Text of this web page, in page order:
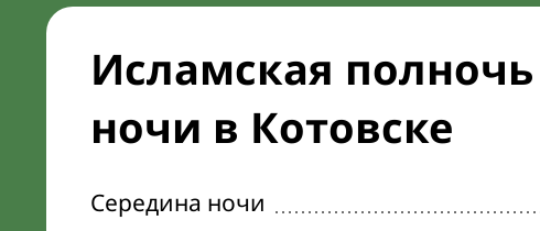
Исламская
ночи в Котовске
Середина ночи